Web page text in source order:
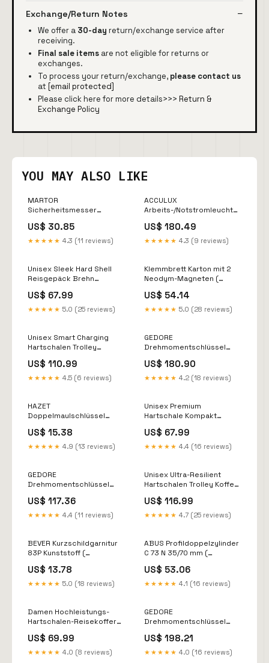
Exchange/Return Notes
We offer a 30-day return/exchange service after
receiving.
Final sale items are not eligible for returns or
exchanges.
To process your return/exchange, please contact us
at [email protected]
Please click here for more details>>> Return &
Exchange Policy
YOU MAY ALSO LIKE
MARTOR
Sicherheitsmesser
155 mm Breite 18 mm Höhe
48,5 mm ( 4000817832 ) C
US$ 30.85
★★★★★ 4.3 (11 reviews)
ACCULUX
Arbeits-/Notstromleuchte
4000901164 ) Rep - IT
US$ 180.49
★★★★★ 4.3 (9 reviews)
Unisex Sleek Hard Shell
Reisgepäck Brehn
US$ 67.99
★★★★★ 5.0 (25 reviews)
Klemmbrett Karton mit 2
Neodym-Magneten (
Festool
US$ 54.14
★★★★★ 5.0 (28 reviews)
Unisex Smart Charging
Hartschalen Trolley
Farbe:Schwarz
US$ 110.99
★★★★★ 4.5 (6 reviews)
GEDORE
Drehmomentschlüssel
Nm ( 4000821678 ) C -
r.bode
US$ 180.90
★★★★★ 4.2 (18 reviews)
HAZET
Doppelmaulschlüssel
205,7 mm ( 4000822520 )
Meldebestand Shaas
US$ 15.38
★★★★★ 4.9 (13 reviews)
Unisex Premium
Hartschale Kompakt
Farbe:Roségold
US$ 67.99
★★★★★ 4.4 (16 reviews)
GEDORE
Drehmomentschlüssel
4000881630 ) C - S.Seip
US$ 117.36
★★★★★ 4.4 (11 reviews)
Unisex Ultra-Resilient
Hartschalen Trolley Koffer
US$ 116.99
★★★★★ 4.7 (25 reviews)
BEVER Kurzschildgarnitur
83P Kunststoff (
Meldebestand Shaas
US$ 13.78
★★★★★ 5.0 (18 reviews)
ABUS Profildoppelzylinder
C 73 N 35/70 mm (
US$ 53.06
★★★★★ 4.1 (16 reviews)
Damen Hochleistungs-
Hartschalen-Reisekoffer
US$ 69.99
★★★★★ 4.0 (8 reviews)
GEDORE
Drehmomentschlüssel
4000881628 )
Meldebestand Einkauf
US$ 198.21
★★★★★ 4.0 (16 reviews)